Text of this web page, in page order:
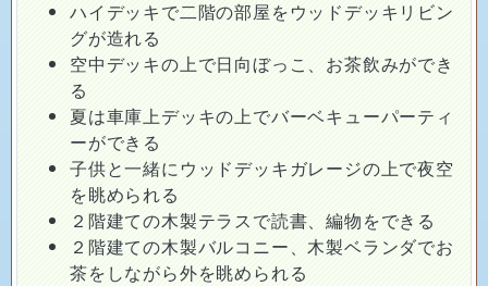
ハイデッキで二階の部屋をウッドデッキリビン
グが造れる
空中デッキの上で日向ぼっこ、お茶飲みができ
る
夏は車庫上デッキの上でバーベキューパーティ
ーができる
子供と一緒にウッドデッキガレージの上で夜空
を眺められる
２階建ての木製テラスで読書、編物をできる
２階建ての木製バルコニー、木製ベランダでお
茶をしながら外を眺められる